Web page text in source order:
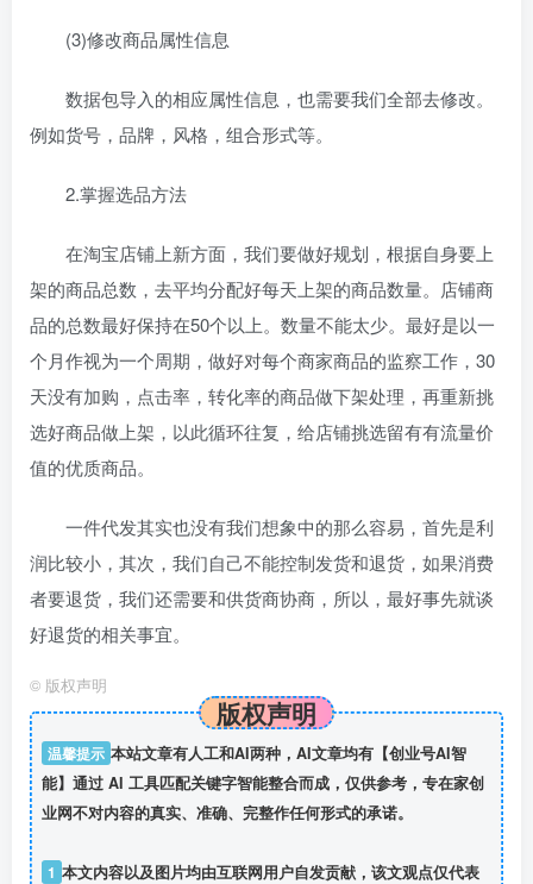
(3)修改商品属性信息
数据包导入的相应属性信息，也需要我们全部去修改。
例如货号，品牌，风格，组合形式等。
2.掌握选品方法
在淘宝店铺上新方面，我们要做好规划，根据自身要上
架的商品总数，去平均分配好每天上架的商品数量。店铺商
品的总数最好保持在50个以上。数量不能太少。最好是以一
个月作视为一个周期，做好对每个商家商品的监察工作，30
天没有加购，点击率，转化率的商品做下架处理，再重新挑
选好商品做上架，以此循环往复，给店铺挑选留有有流量价
值的优质商品。
一件代发其实也没有我们想象中的那么容易，首先是利
润比较小，其次，我们自己不能控制发货和退货，如果消费
者要退货，我们还需要和供货商协商，所以，最好事先就谈
好退货的相关事宜。
© 版权声明
版权声明
温馨提示 本站文章有人工和AI两种，AI文章均有【创业号AI智
能】通过 AI 工具匹配关键字智能整合而成，仅供参考，专在家创
业网不对内容的真实、准确、完整作任何形式的承诺。
1 本文内容以及图片均由互联网用户自发贡献，该文观点仅代表